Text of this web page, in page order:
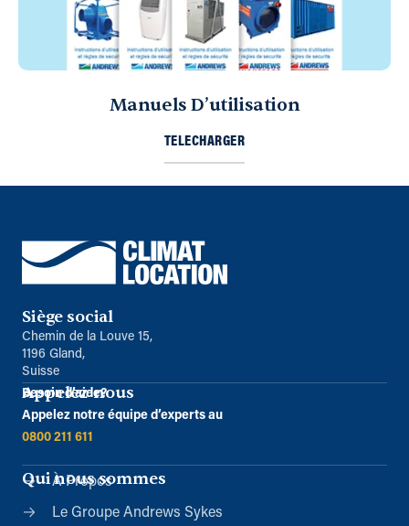
Manuels D’utilisation
TELECHARGER
Siège social
Chemin de la Louve 15,
1196 Gland,
Suisse
Appelez-nous
Besoin d’aide?
Appelez notre équipe d’experts au
0800 211 611
Qui nous sommes
À Propos
Le Groupe Andrews Sykes